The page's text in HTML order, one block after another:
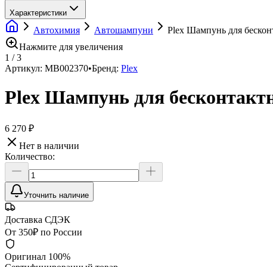
Характеристики
Автохимия Автошампуни
Plex Шампунь для
Нажмите для увеличения
1 /3
Артикул: МВ002370•Бренд: Plex
Plex Шампунь для
6 270 ₽
Нет в наличии
Количество:
Уточнить наличие
Доставка СДЭК
От 350₽ по России
Оригинал 100%